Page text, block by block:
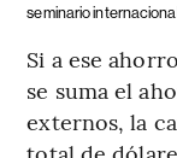
seminario
Si a ese
se suma el
externos, la